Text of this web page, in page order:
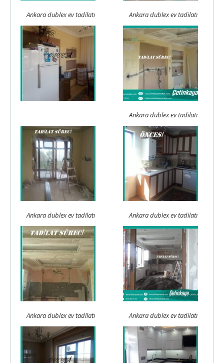
Ankara dublex ev tadilatı Ankara dublex ev tadilatı
Ankara dublex ev tadilatı
Ankara dublex ev tadilatı Ankara dublex ev tadilatı
Ankara dublex ev tadilatı Ankara dublex ev tadilatı